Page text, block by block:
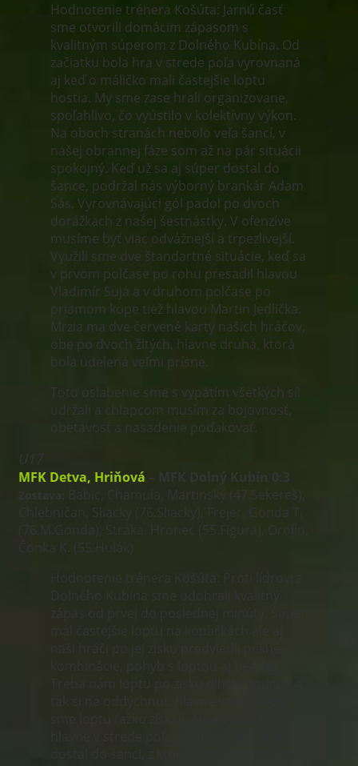
Hodnotenie trénera Košúta: Jarnú časť
sme otvorili domácim zápasom s
kvalitným súperom z Dolného Kubína. Od
začiatku bola hra v strede poľa vyrovnaná
aj keď o máličko mali častejšie loptu
hostia. My sme zase hrali organizovane,
spoľahlivo, čo vyústilo v kolektívny výkon.
Na oboch stranách nebolo veľa šancí, v
našej obrannej fáze som až na pár situácii
spokojný. Keď už sa aj súper dostal do
šance, podržal nás výborný brankár Adam
Sás. Vyrovnávajúci gól padol po dvoch
dorážkach z našej šestnástky. V ofenzíve
musíme byť viac odvážnejší a trpezlivejší.
Využili sme dve štandartné situácie, keď sa
v prvom polčase po rohu presadil hlavou
Vladimír Suja a v druhom polčase po
priamom kope tiež hlavou Martin Jedlička.
Mrzia ma dve červené karty našich hráčov,
obe po dvoch žltých, hlavne druhá, ktorá
bola udelená veľmi prísne.
Toto oslabenie sme s vypätím všetkých síl
udržali a chlapcom musím za bojovnosť,
obetavosť a nasadenie poďakovať.
U17
MFK Detva, Hriňová – MFK Dolný Kubín 0:3
Zostava:
Babic, Chamula, Martinský (47.Sekereš),
Chlebničan, Sliacky (76.Sliacky), Frejer, Gonda T.
(76.M.Gonda), Straka, Hronec (55.Figura), Orolin,
Čonka K. (55.Hulák)
Hodnotenie trénera Košúta: Proti lídrovi z
Dolného Kubína sme odohrali kvalitný
zápas od prvej do poslednej minúty. Súper